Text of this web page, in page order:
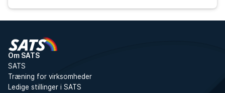
Om SATS
SATS
Træning for virksomheder
Ledige stillinger i SATS